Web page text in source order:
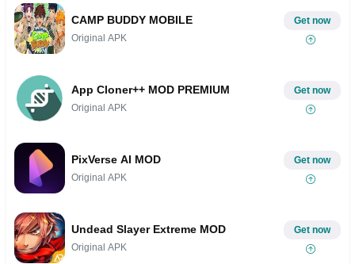
CAMP BUDDY MOBILE
Original APK
Get now
App Cloner++ MOD PREMIUM
Original APK
Get now
PixVerse AI MOD
Original APK
Get now
Undead Slayer Extreme MOD
Original APK
Get now